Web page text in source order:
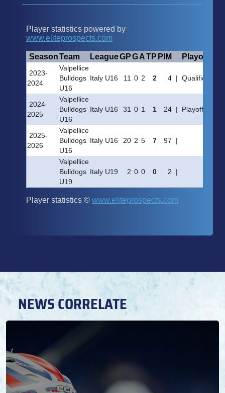
NEWS CORRELATE